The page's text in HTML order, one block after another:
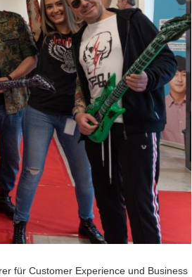
für Customer Experience und Business